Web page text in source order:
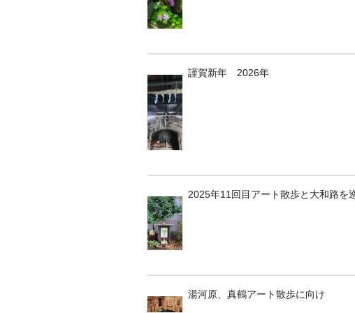
謹賀新年 2026年
2025年11回目アート散歩と大和路を
湯河原、真鶴アート散歩に向け